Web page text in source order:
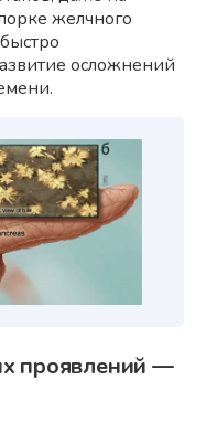
желчного
осложнений
проявлений —